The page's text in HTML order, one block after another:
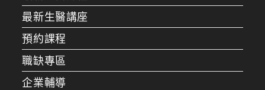
最新生醫講座
預約課程
職缺專區
企業輔導